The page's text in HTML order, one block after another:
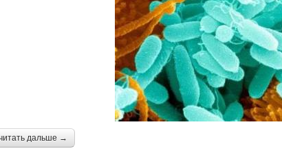
дальше →